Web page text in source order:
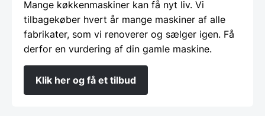
Mange køkkenmaskiner kan få nyt liv. Vi
tilbagekøber hvert år mange maskiner af alle
fabrikater, som vi renoverer og sælger igen. Få
derfor en vurdering af din gamle maskine.
Klik her og få et tilbud